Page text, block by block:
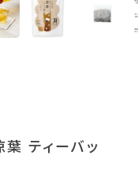
葉 ティーバッ